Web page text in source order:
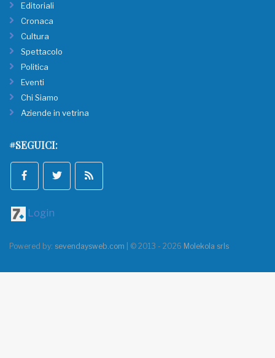
Editoriali
Cronaca
Cultura
Spettacolo
Politica
Eventi
Chi Siamo
Aziende in vetrina
#SEGUICI:
Login
Powered by: sevendaysweb.com | © 2013 - 2026 Molekola srls